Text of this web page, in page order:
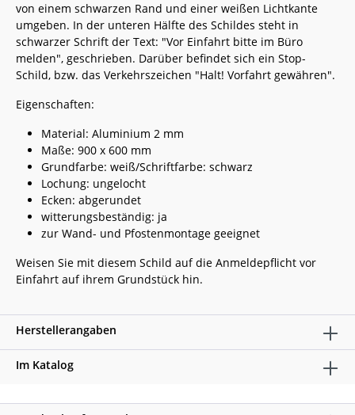
von einem schwarzen Rand und einer weißen Lichtkante
umgeben. In der unteren Hälfte des Schildes steht in
schwarzer Schrift der Text: "Vor Einfahrt bitte im Büro
melden", geschrieben. Darüber befindet sich ein Stop-
Schild, bzw. das Verkehrszeichen "Halt! Vorfahrt gewähren".
Eigenschaften:
Material: Aluminium 2 mm
Maße: 900 x 600 mm
Grundfarbe: weiß/Schriftfarbe: schwarz
Lochung: ungelocht
Ecken: abgerundet
witterungsbeständig: ja
zur Wand- und Pfostenmontage geeignet
Weisen Sie mit diesem Schild auf die Anmeldepflicht vor
Einfahrt auf ihrem Grundstück hin.
Herstellerangaben
Im Katalog